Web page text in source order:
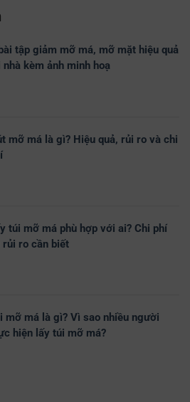
tập giảm mỡ má, mỡ mặt hiệu quả
nhà kèm ảnh minh hoạ
mỡ má là gì? Hiệu quả, rủi ro và chi
túi mỡ má phù hợp với ai? Chi phí
rủi ro cần biết
mỡ má là gì? Vì sao nhiều người
hiện lấy túi mỡ má?